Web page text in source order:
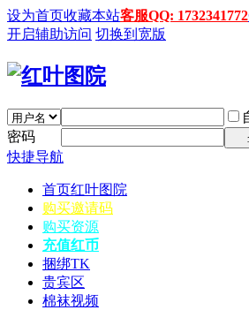
设为首页收藏本站客服QQ: 1732341772
开启辅助访问 切换到宽版
密码
快捷导航
首页红叶图院
购买邀请码
购买资源
充值红币
捆绑TK
贵宾区
棉袜视频